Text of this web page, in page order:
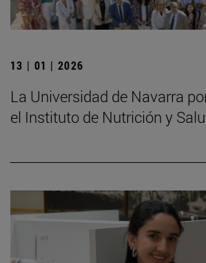
13 | 01 | 2026
La Universidad de Navarra
el Instituto de Nutrición y